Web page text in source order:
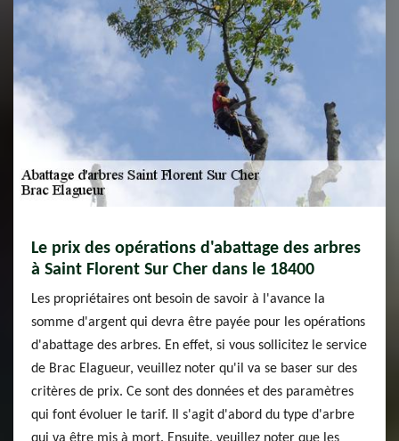
Le prix des opérations d'abattage des arbres
à Saint Florent Sur Cher dans le 18400
Les propriétaires ont besoin de savoir à l'avance la
somme d'argent qui devra être payée pour les opérations
d'abattage des arbres. En effet, si vous sollicitez le service
de Brac Elagueur, veuillez noter qu'il va se baser sur des
critères de prix. Ce sont des données et des paramètres
qui font évoluer le tarif. Il s'agit d'abord du type d'arbre